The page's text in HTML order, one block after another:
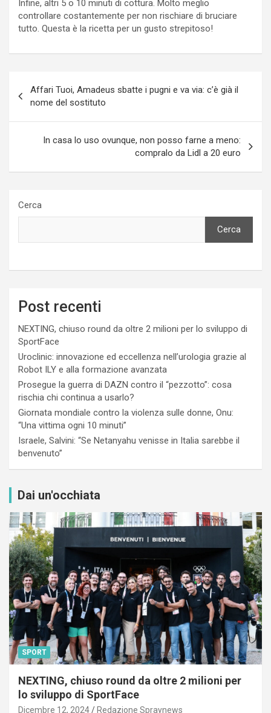
Infine, altri 5 o 10 minuti di cottura. Molto meglio
controllare costantemente per non rischiare di bruciare
tutto. Questa è la ricetta per un gusto strepitoso!
articoli
Affari Tuoi, Amadeus sbatte i pugni e va via: c’è già il
nome del sostituto
In casa lo uso ovunque, non posso farne a meno:
compralo da Lidl a 20 euro
Cerca
Cerca
Post recenti
NEXTING, chiuso round da oltre 2 milioni per lo sviluppo di
SportFace
Uroclinic: innovazione ed eccellenza nell’urologia grazie al
Robot ILY e alla formazione avanzata
Prosegue la guerra di DAZN contro il “pezzotto”: cosa
rischia chi continua a usarlo?
Giornata mondiale contro la violenza sulle donne, Onu:
“Una vittima ogni 10 minuti”
Israele, Salvini: “Se Netanyahu venisse in Italia sarebbe il
benvenuto”
Dai un'occhiata
SPORT
NEXTING, chiuso round da oltre 2 milioni per
lo sviluppo di SportFace
Dicembre 12, 2024 Redazione Spraynews